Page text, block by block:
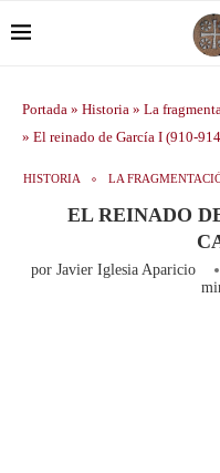
Portada » Historia » La
» El reinado de García I (910-
HISTORIA LA
EL REINADO
por Javier Iglesia Aparicio